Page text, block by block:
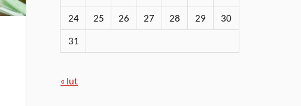
24 25 26 27 28 29 30
31
« lut